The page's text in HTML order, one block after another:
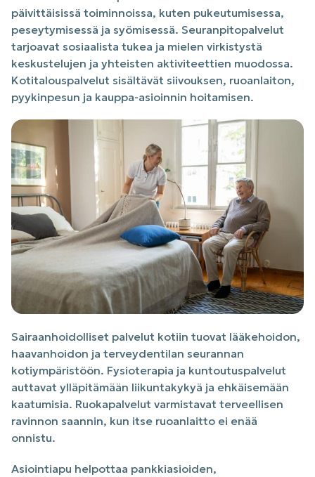
päivittäisissä toiminnoissa, kuten pukeutumisessa,
peseytymisessä ja syömisessä. Seuranpitopalvelut
tarjoavat sosiaalista tukea ja mielen virkistystä
keskustelujen ja yhteisten aktiviteettien muodossa.
Kotitalouspalvelut sisältävät siivouksen, ruoanlaiton,
pyykinpesun ja kauppa-asioinnin hoitamisen.
Sairaanhoidolliset palvelut kotiin tuovat lääkehoidon,
haavanhoidon ja terveydentilan seurannan
kotiympäristöön. Fysioterapia ja kuntoutuspalvelut
auttavat ylläpitämään liikuntakykyä ja ehkäisemään
kaatumisia. Ruokapalvelut varmistavat terveellisen
ravinnon saannin, kun itse ruoanlaitto ei enää
onnistu.
Asiointiapu helpottaa pankkiasioiden,